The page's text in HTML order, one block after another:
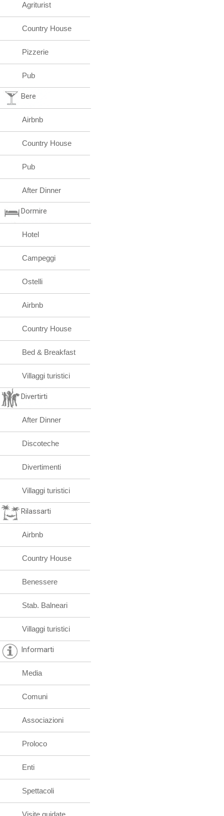
Agriturist
Country House
Pizzerie
Pub
Bere
Airbnb
Country House
Pub
After Dinner
Dormire
Hotel
Campeggi
Ostelli
Airbnb
Country House
Bed & Breakfast
Villaggi turistici
Divertirti
After Dinner
Discoteche
Divertimenti
Villaggi turistici
Rilassarti
Airbnb
Country House
Benessere
Stab. Balneari
Villaggi turistici
Informarti
Media
Comuni
Associazioni
Proloco
Enti
Spettacoli
Visite guidate